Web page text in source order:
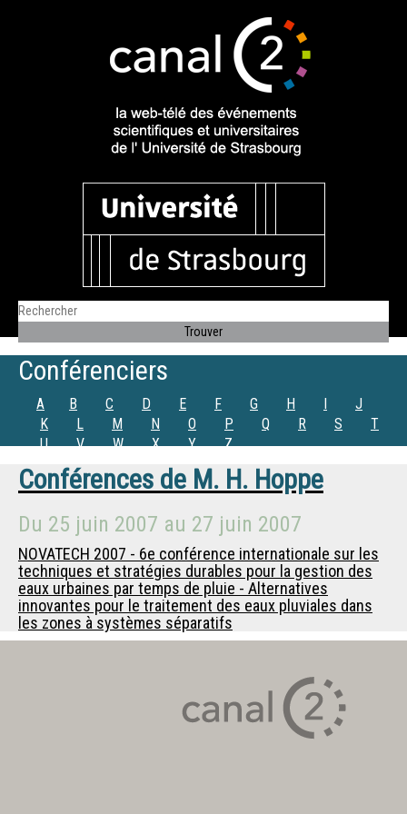
Conférenciers
A B C D E F G H I
J
K
L M N O P Q R S
T
U
V W X Y Z
Conférences de M. H. Hoppe
Du 25 juin 2007 au 27 juin 2007
NOVATECH 2007 - 6e conférence internationale sur les
techniques et stratégies durables pour la gestion des
eaux urbaines par temps de pluie - Alternatives
innovantes pour le traitement des eaux pluviales dans
les zones à systèmes séparatifs